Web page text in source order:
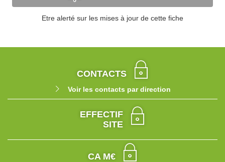
Etre alerté sur les mises à jour de cette fiche
CONTACTS
Voir les contacts par direction
EFFECTIF
SITE
CA M€